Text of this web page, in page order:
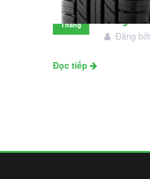
28
Tháng
Đánh giá
Đáng
Đăng bởi
Đọc tiếp